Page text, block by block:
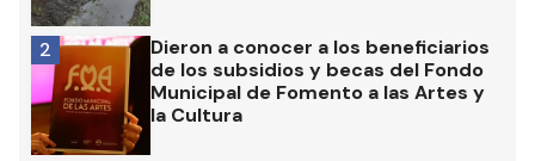
Dieron a conocer a los beneficiarios
de los subsidios y becas del Fondo
Municipal de Fomento a las Artes y
la Cultura
2